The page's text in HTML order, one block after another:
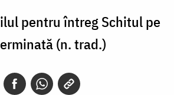
pentru întreg Schitul pe
(n. trad.)